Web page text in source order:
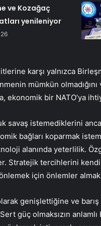
ve Kozağaç
yenileniyor
karşı yalnızca
mümkün olmadığını
bir NATO’ya
savaş istemediklerini
bağları koparmak
alanında yeterlilik.
Stratejik tercihlerini
için önlemler
genişlettiğine ve
güç olmaksızın